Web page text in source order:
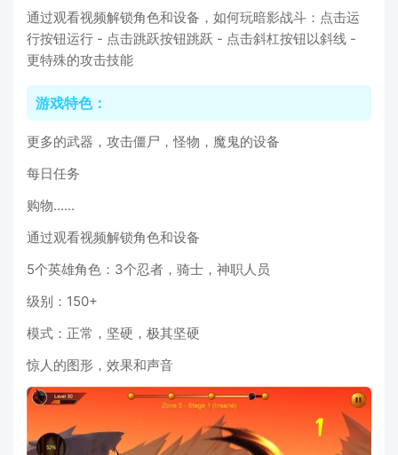
通过观看视频解锁角色和设备，如何玩暗影战斗：点击运
行按钮运行 - 点击跳跃按钮跳跃 - 点击斜杠按钮以斜线 -
更特殊的攻击技能
游戏特色：
更多的武器，攻击僵尸，怪物，魔鬼的设备
每日任务
购物......
通过观看视频解锁角色和设备
5个英雄角色：3个忍者，骑士，神职人员
级别：150+
模式：正常，坚硬，极其坚硬
惊人的图形，效果和声音